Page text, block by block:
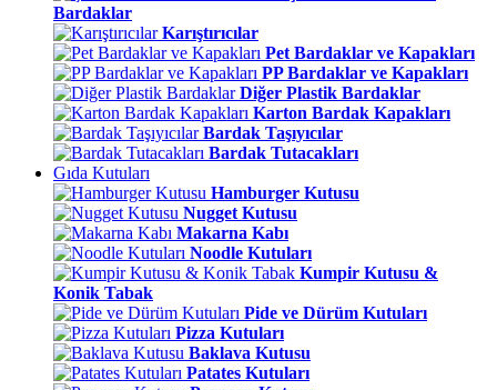
Bardaklar
Karıştırıcılar
Pet Bardaklar ve Kapakları
PP Bardaklar ve Kapakları
Diğer Plastik Bardaklar
Karton Bardak Kapakları
Bardak Taşıyıcılar
Bardak Tutacakları
Gıda Kutuları
Hamburger Kutusu
Nugget Kutusu
Makarna Kabı
Noodle Kutuları
Kumpir Kutusu &
Konik Tabak
Pide ve Dürüm Kutuları
Pizza Kutuları
Baklava Kutusu
Patates Kutuları